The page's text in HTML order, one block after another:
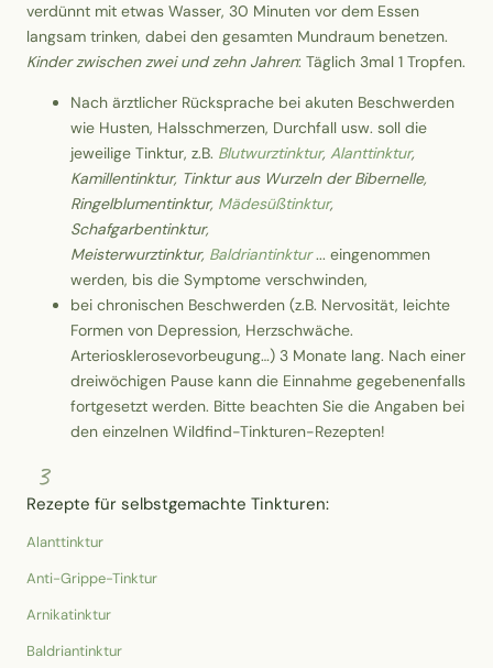
verdünnt mit etwas Wasser, 30 Minuten vor dem Essen
langsam trinken, dabei den gesamten Mundraum benetzen.
Kinder zwischen zwei und zehn Jahren: Täglich 3mal 1 Tropfen.
Nach ärztlicher Rücksprache bei akuten Beschwerden
wie Husten, Halsschmerzen, Durchfall usw. soll die
jeweilige Tinktur, z.B. Blutwurztinktur, Alanttinktur,
Kamillentinktur, Tinktur aus Wurzeln der Bibernelle,
Ringelblumentinktur, Mädesüßtinktur,
Schafgarbentinktur,
Meisterwurztinktur, Baldriantinktur ... eingenommen
werden, bis die Symptome verschwinden,
bei chronischen Beschwerden (z.B. Nervosität, leichte
Formen von Depression, Herzschwäche.
Arteriosklerosevorbeugung…) 3 Monate lang. Nach einer
dreiwöchigen Pause kann die Einnahme gegebenenfalls
fortgesetzt werden. Bitte beachten Sie die Angaben bei
den einzelnen Wildfind-Tinkturen-Rezepten!
3
Rezepte für selbstgemachte Tinkturen:
Alanttinktur
Anti-Grippe-Tinktur
Arnikatinktur
Baldriantinktur